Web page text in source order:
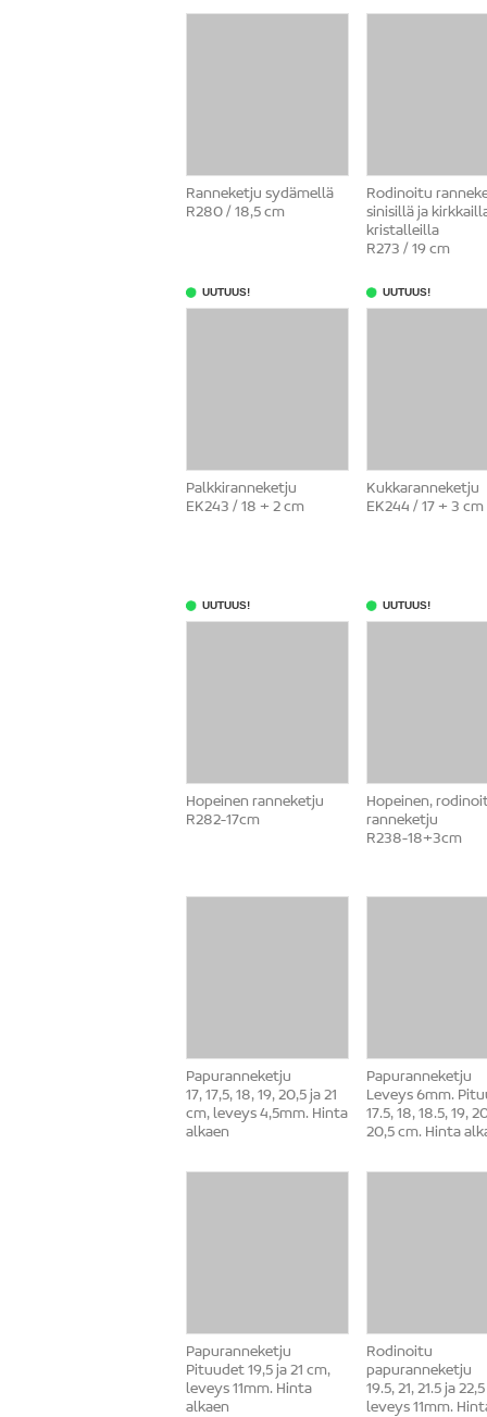
Ranneketju sydämellä
R280 / 18,5 cm
Rodinoitu
sinisillä ja
kristalleilla
R273 / 19 cm
UUTUUS!
Palkkiranneketju
EK243 / 18 + 2 cm
UUTUUS!
Kukkaranneketju
EK244 / 17 + 3 cm
UUTUUS!
Hopeinen ranneketju
R282-17cm
UUTUUS!
Hopeinen,
ranneketju
R238-18+3cm
Papuranneketju
17, 17,5, 18, 19, 20,5 ja 21
cm, leveys 4,5mm. Hinta
alkaen
Papuranneketju
Leveys 6mm.
17.5, 18, 18.5, 19,
20,5 cm. Hinta
Papuranneketju
Pituudet 19,5 ja 21 cm,
leveys 11mm. Hinta
alkaen
Rodinoitu
papuranneketju
19.5, 21, 21.5 ja
leveys 11mm.